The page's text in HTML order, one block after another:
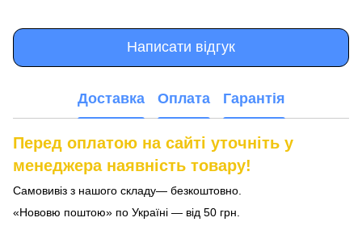
Написати відгук
Доставка Оплата Гарантія
Перед оплатою на сайті уточніть у
менеджера наявність товару!
Самовивіз з нашого складу— безкоштовно.
«Нововю поштою» по Україні — від 50 грн.